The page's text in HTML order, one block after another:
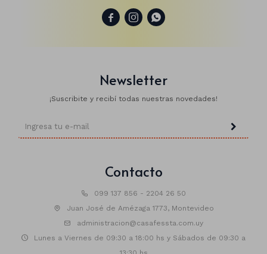
  
Contacto
099 137 856 - 2204 26 50
Juan José de Amézaga 1773, Montevideo
administracion@casafessta.com.uy
Lunes a Viernes de 09:30 a 18:00 hs y Sábados de 09:30 a
Newsletter
¡Suscribite y recibí todas nuestras novedades!